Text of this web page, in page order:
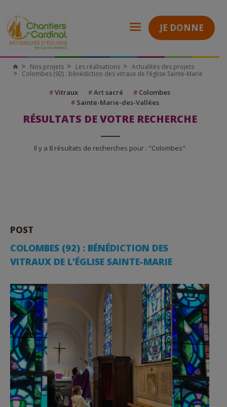
JE DONNE
Nos projets Les réalisations
Actualités des projets
Colombes (92) : bénédiction des vitraux de l’église Sainte-Marie
#Vitraux #Art sacré # Colombes
#Sainte-Marie-des-Vallées
RÉSULTATS DE VOTRE RECHERCHE
Il y a 8 résultats de recherches pour : "Colombes"
POST
COLOMBES (92) : BÉNÉDICTION DES
VITRAUX DE L’ÉGLISE SAINTE-MARIE